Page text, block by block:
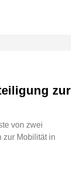
zur
von zwei
zur Mobilität in